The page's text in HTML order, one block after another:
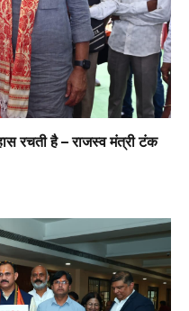
रचती है – राजस्व मंत्री टंक